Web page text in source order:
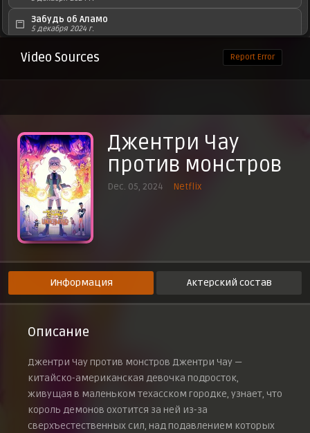
Забудь об Аламо
5 декабря 2024 г.
Мой монстр придёт однажды
5 декабря 2024 г.
Трое воришек
5 декабря 2024 г.
Все в выигрыше
5 декабря 2024 г.
Звёздная ночь
5 декабря 2024 г.
Благие намерения
5 декабря 2024 г.
Фазы Муни
5 декабря 2024 г.
Ночёвка
5 декабря 2024 г.
Video Sources Report Error
Джентри Чау
против монстров
Dec. 05, 2024 Netflix
Информация Актерский состав
Описание
Джентри Чау против монстров Джентри Чау —
китайско-американская девочка подросток,
живущая в маленьком техасском городке, узнает, что
король демонов охотится за ней из-за
сверхъестественных сил, над подавлением которых